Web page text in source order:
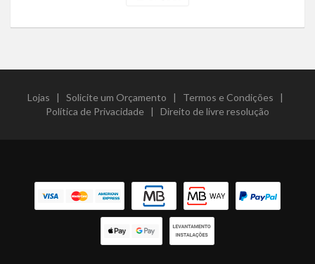
Lojas | Solicite um Orçamento | Termos e Condições |
Política de Privacidade | Direito de livre resolução